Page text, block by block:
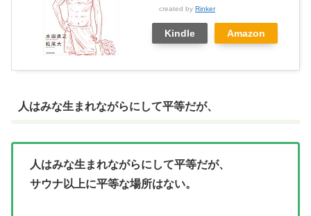
created by Rinker
Kindle Amazon
人はみな生まれながらにして平等だが、
人はみな生まれながらにして平等だが、
サウナ以上に平等な場所はない。